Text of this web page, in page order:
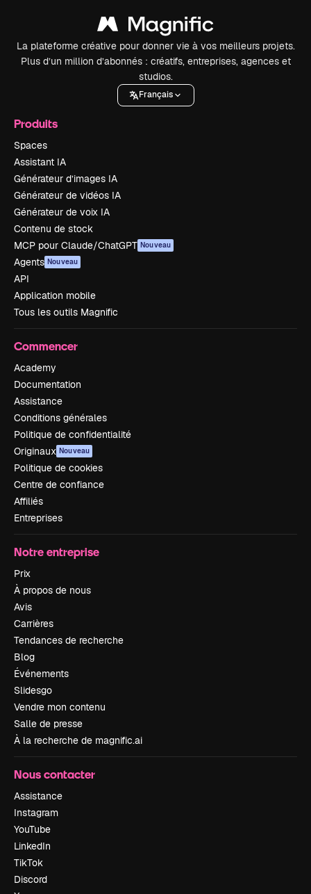
La plateforme créative pour donner vie à vos meilleurs projets.
Plus d’un million d’abonnés : créatifs, entreprises, agences et
studios.
Français
Produits
Spaces
Assistant IA
Générateur d’images IA
Générateur de vidéos IA
Générateur de voix IA
Contenu de stock
MCP pour Claude/ChatGPT Nouveau
Agents Nouveau
API
Application mobile
Tous les outils Magnific
Commencer
Academy
Documentation
Assistance
Conditions générales
Politique de confidentialité
Originaux Nouveau
Politique de cookies
Centre de confiance
Affiliés
Entreprises
Notre entreprise
Prix
À propos de nous
Avis
Carrières
Tendances de recherche
Blog
Événements
Slidesgo
Vendre mon contenu
Salle de presse
À la recherche de magnific.ai
Nous contacter
Assistance
Instagram
YouTube
LinkedIn
TikTok
Discord